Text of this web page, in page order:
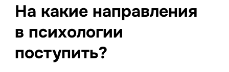
На какие направления
в психологии
поступить?